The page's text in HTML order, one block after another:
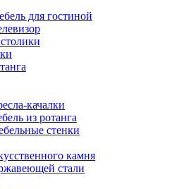
для гостиной
качалки
из ротанга
стенки
камня
стали